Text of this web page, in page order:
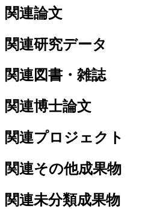
関連論文
関連研究データ
関連図書・雑誌
関連博士論文
関連プロジェクト
関連その他成果物
関連未分類成果物